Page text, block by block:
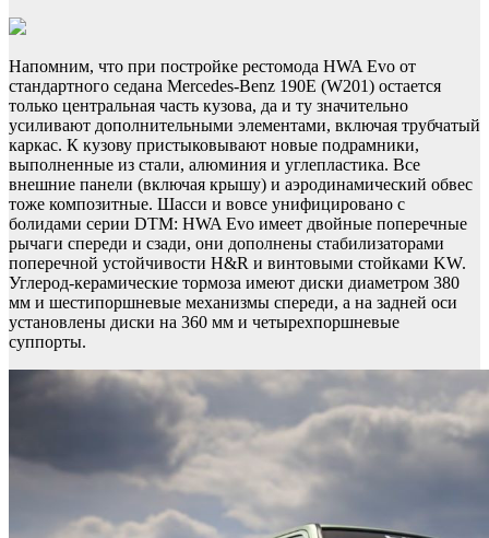
Напомним, что при постройке рестомода HWA Evo от
стандартного седана Mercedes-Benz 190E (W201) остается
только центральная часть кузова, да и ту значительно
усиливают дополнительными элементами, включая трубчатый
каркас. К кузову пристыковывают новые подрамники,
выполненные из стали, алюминия и углепластика. Все
внешние панели (включая крышу) и аэродинамический обвес
тоже композитные. Шасси и вовсе унифицировано с
болидами серии DTM: HWA Evo имеет двойные поперечные
рычаги спереди и сзади, они дополнены стабилизаторами
поперечной устойчивости H&R и винтовыми стойками KW.
Углерод-керамические тормоза имеют диски диаметром 380
мм и шестипоршневые механизмы спереди, а на задней оси
установлены диски на 360 мм и четырехпоршневые
суппорты.